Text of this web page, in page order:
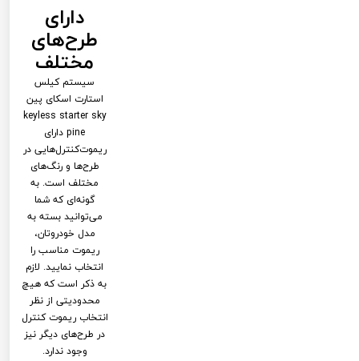
دارای
طرح‌های
مختلف
سیستم کیلس
استارت اسکای پین
keyless starter sky
pine دارای
ریموت‌کنترل‌هایی در
طرح‌ها و رنگ‌های
مختلف است. به
گونه‌ای که شما
می‌توانید بسته به
مدل خودروتان،
ریموت مناسب را
انتخاب نمایید. لازم
به ذکر است که هیچ
محدودیتی از نظر
انتخاب ریموت کنترل
در طرح‌های دیگر نیز
وجود ندارد‌.